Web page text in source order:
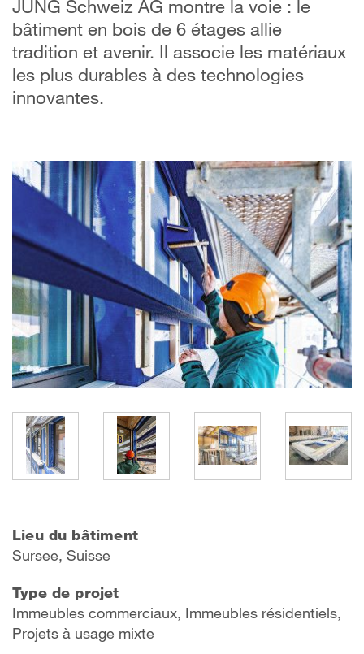
JUNG Schweiz AG montre la voie : le
bâtiment en bois de 6 étages allie
tradition et avenir. Il associe les matériaux
les plus durables à des technologies
innovantes.
Lieu du bâtiment
Sursee, Suisse
Type de projet
Immeubles commerciaux, Immeubles résidentiels,
Projets à usage mixte